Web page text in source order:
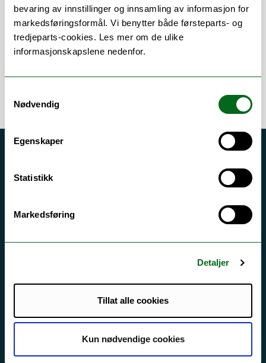
bevaring av innstillinger og innsamling av informasjon for
markedsføringsformål. Vi benytter både førsteparts- og
tredjeparts-cookies. Les mer om de ulike
informasjonskapslene nedenfor.
Nødvendig
Egenskaper
Statistikk
Markedsføring
Detaljer
Tillat alle cookies
Kun nødvendige cookies
Om Forskning og undervisning
Si ifra!
Personvern ved UiT
Sikkerhet, beredskap og personvern
Tilgjengelighetserklæring
Kontakt UiT
For media